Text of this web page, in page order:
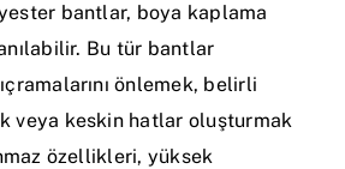
bantlar, boya kaplama
Bu tür bantlar
önlemek, belirli
veya keskin hatlar oluşturmak
özellikleri, yüksek